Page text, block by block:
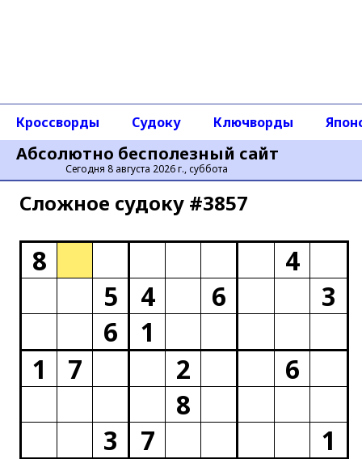
Абсолютно бесполезный сайт
Сегодня 8 августа 2026 г., суббота
Кроссворды Судоку Ключворды
Сложное cудоку #3857
8
4
5
4 6
3
6
1
1
7 2
6
8
3
7
1